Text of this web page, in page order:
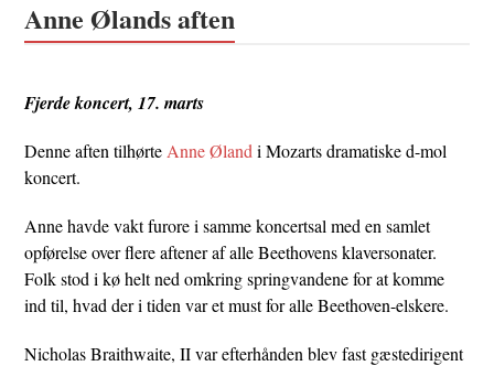
Anne Ølands aften
Fjerde koncert, 17. marts
Denne aften tilhørte Anne Øland i Mozarts dramatiske d-mol
koncert.
Anne havde vakt furore i samme koncertsal med en samlet
opførelse over flere aftener af alle Beethovens klaversonater.
Folk stod i kø helt ned omkring springvandene for at komme
ind til, hvad der i tiden var et must for alle Beethoven-elskere.
Nicholas Braithwaite, II var efterhånden blev fast gæstedirigent